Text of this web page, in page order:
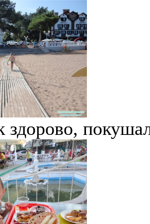
здорово,